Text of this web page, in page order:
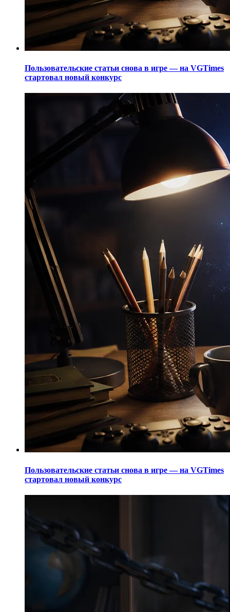
Пользовательские статьи снова в игре — на VGTimes
стартовал новый конкурс
Пользовательские статьи снова в игре — на VGTimes
стартовал новый конкурс